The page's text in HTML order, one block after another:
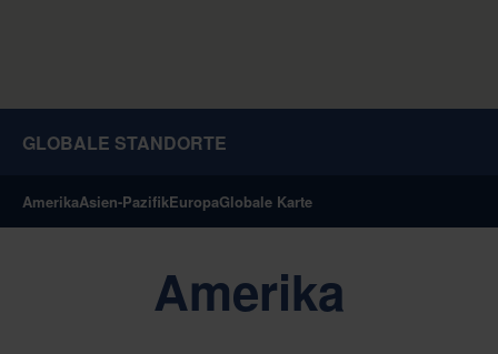
GLOBALE STANDORTE
AmerikaAsien-PazifikEuropaGlobale Karte
Amerika